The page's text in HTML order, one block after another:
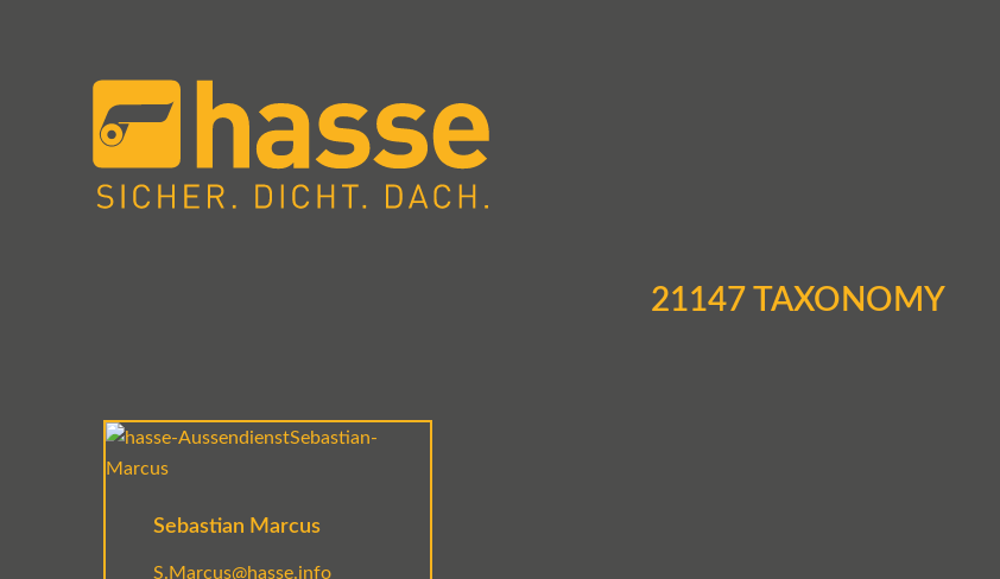
21147 TAXONOMY
Sebastian Marcus
S.Marcus@hasse.info